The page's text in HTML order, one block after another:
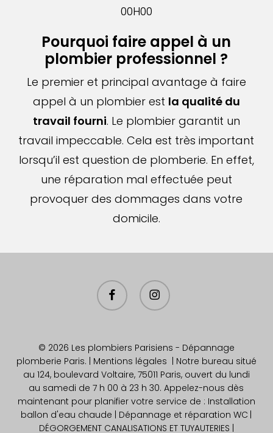
00H00
Pourquoi faire appel à un
plombier professionnel ?
Le premier et principal avantage à faire
appel à un plombier est la qualité du
travail fourni. Le plombier garantit un
travail impeccable. Cela est très important
lorsqu’il est question de plomberie. En effet,
une réparation mal effectuée peut
provoquer des dommages dans votre
domicile.
facebook instagram
© 2026 Les plombiers Parisiens - Dépannage
plomberie Paris. |
Mentions légales
| Notre bureau situé
au 124, boulevard Voltaire, 75011 Paris, ouvert du lundi
au samedi de 7 h 00 à 23 h 30. Appelez-nous dès
maintenant pour planifier votre service de : Installation
ballon d'eau chaude
| Dépannage et réparation WC
DÉGORGEMENT CANALISATIONS ET TUYAUTERIES |